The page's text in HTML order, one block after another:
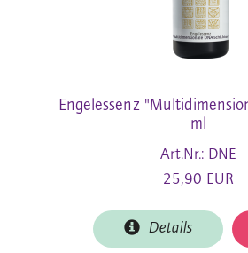
Engelessenz
ml
Art.Nr.: DNE
25,90 EUR
Details